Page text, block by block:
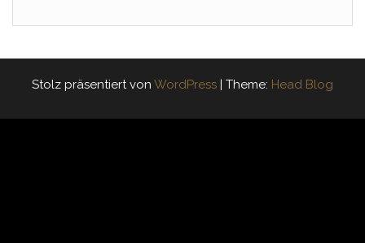
Stolz präsentiert von WordPress | Theme: Head Blog